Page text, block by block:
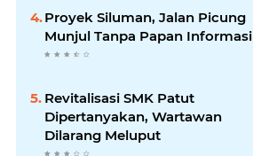
Proyek Siluman, Jalan Picung
Munjul Tanpa Papan Informasi
Revitalisasi SMK Patut
Dipertanyakan, Wartawan
Dilarang Meluput